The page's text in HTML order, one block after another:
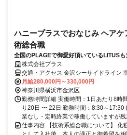
ハニープラスでおなじみ ヘア
術総合職
全国のPLAGEで御愛好頂いているLITUSも
株式会社プラス
交通・アクセス 金沢シーサイドライン
月給280,000円～330,000円
神奈川県横浜市金沢区
勤務時間詳細 実働時間：1日あたり8時
り20日 〜 22日 勤務時間：8:30～
業なし・定時終業で稼働していますが
仕事内容 【技術系総合職について】 化